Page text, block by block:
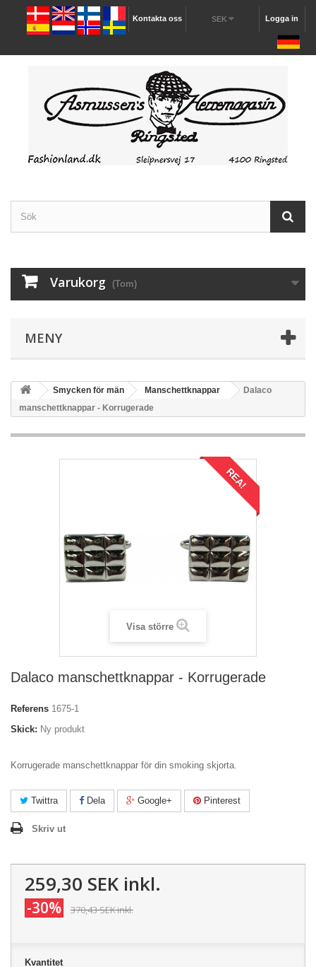
Logga in
SEK
Kontakta oss
Varukorg (Tom)
MENY
Smycken för män Manschettknappar
Dalaco
manschettknappar - Korrugerade
REA!
Visa större
Dalaco manschettknappar - Korrugerade
Referens 1675-1
Skick: Ny produkt
Korrugerade manschettknappar för din smoking skjorta.
Twittra Dela Google+ Pinterest
Skriv ut
259,30 SEK inkl.
-30% 370,43 SEKinkl.
Kvantitet